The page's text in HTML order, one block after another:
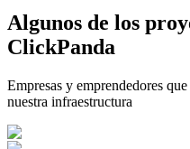
Algunos de los
ClickPanda
Empresas y emprendedores
nuestra infraestructura